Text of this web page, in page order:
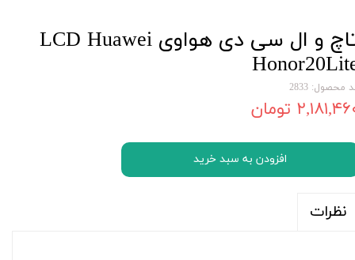
تاچ و ال سی دی هواوی LCD Huawei
محصول: 2833
تومان
افزودن به سبد خرید
نظرات